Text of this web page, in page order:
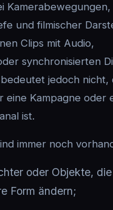
Kamerabewegungen,
und filmischer
Clips mit Audio,
synchronisierten
jedoch nicht,
Kampagne oder
ist.
immer noch
oder Objekte,
Form ändern;